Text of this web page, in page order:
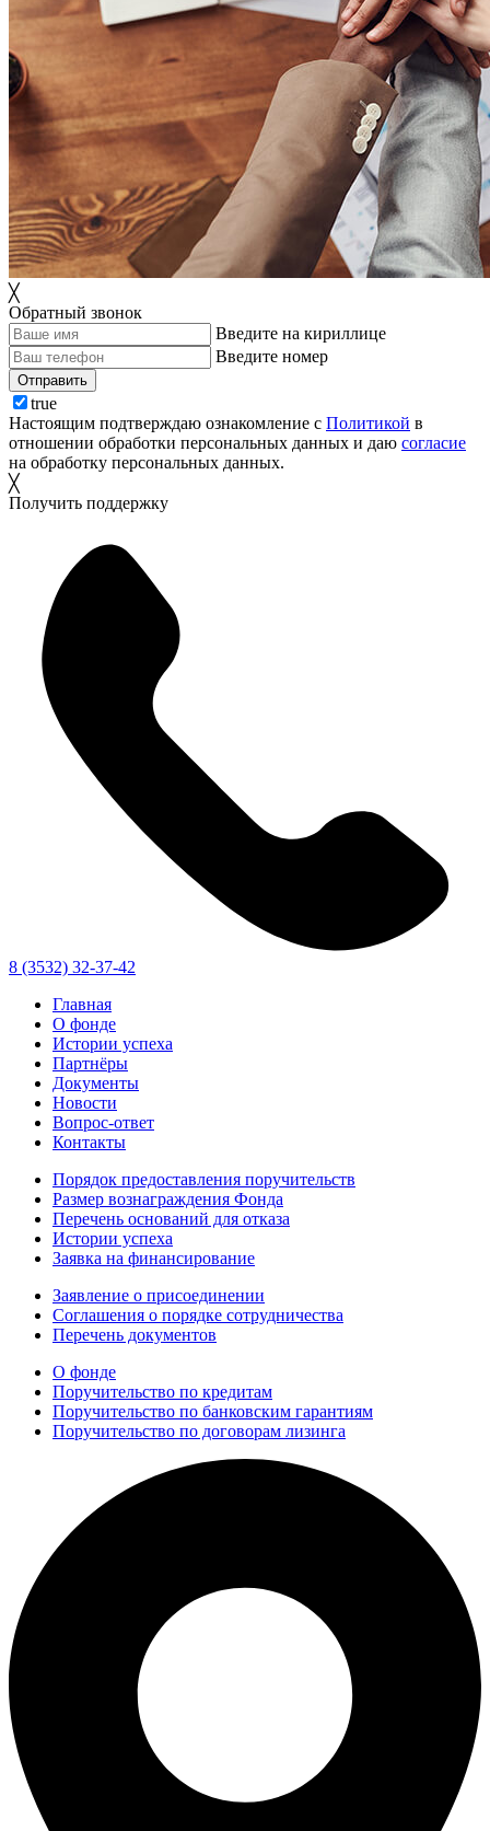
╳
Обратный звонок
Введите на кириллице
Введите номер
Отправить
true
Настоящим подтверждаю ознакомление с Политикой в
отношении обработки персональных данных и даю согласие
на обработку персональных данных.
╳
Получить поддержку
8 (3532) 32-37-42
Главная
О фонде
Истории успеха
Партнёры
Документы
Новости
Вопрос-ответ
Контакты
Порядок предоставления поручительств
Размер вознаграждения Фонда
Перечень оснований для отказа
Истории успеха
Заявка на финансирование
Заявление о присоединении
Соглашения о порядке сотрудничества
Перечень документов
О фонде
Поручительство по кредитам
Поручительство по банковским гарантиям
Поручительство по договорам лизинга